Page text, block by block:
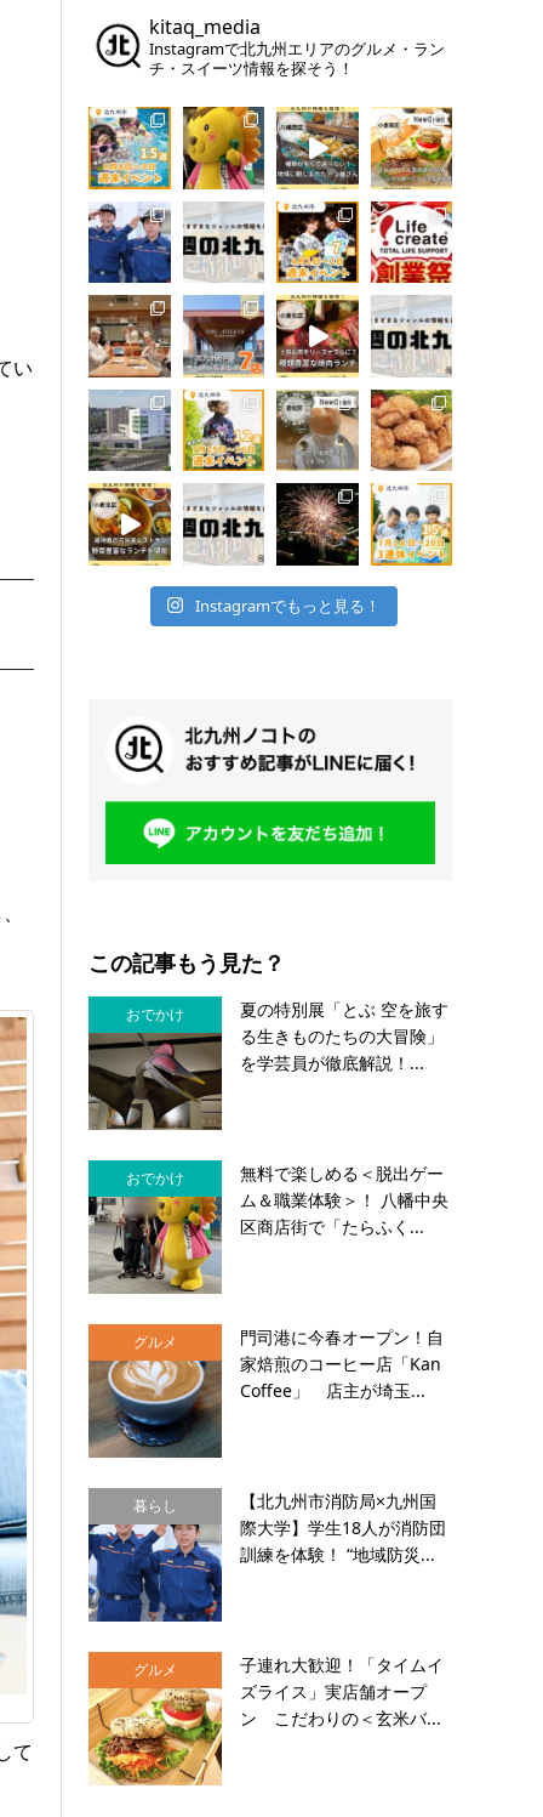
い
て
kitaq_media
Instagramで北九州エリアのグルメ・ラン
チ・スイーツ情報を探そう！
Instagramでもっと見る！
この記事もう見た？
おでかけ
夏の特別展「とぶ 空を旅す
る生きものたちの大冒険」
を学芸員が徹底解説！...
おでかけ
無料で楽しめる＜脱出ゲー
ム＆職業体験＞！ 八幡中央
区商店街で「たらふく...
グルメ
門司港に今春オープン！自
家焙煎のコーヒー店「Kan
Coffee」 店主が埼玉...
暮らし
【北九州市消防局×九州国
際大学】学生18人が消防団
訓練を体験！ “地域防災...
グルメ
子連れ大歓迎！「タイムイ
ズライス」実店舗オープ
ン こだわりの＜玄米バ...